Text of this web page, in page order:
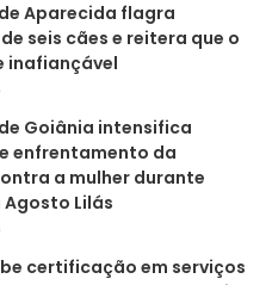
Aparecida flagra
seis cães e reitera que o
inafiançável
Goiânia intensifica
enfrentamento da
a mulher durante
Lilás
certificação em serviços